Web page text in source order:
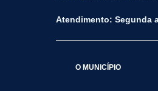
Atendimento: Segunda
O MUNICÍPIO